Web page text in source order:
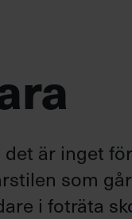
det är inget för
som
i foträta